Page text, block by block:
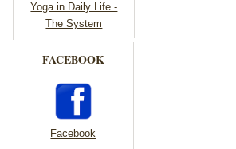
Yoga in Daily Life -
The System
FACEBOOK
Facebook